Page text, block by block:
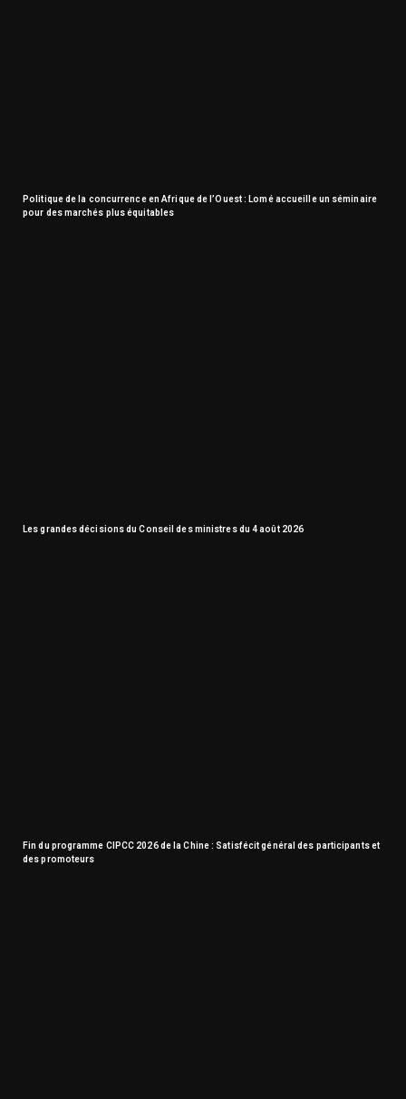
Politique de la concurrence en Afrique de l’Ouest : Lomé accueille un séminaire
pour des marchés plus équitables
Les grandes décisions du Conseil des ministres du 4 août 2026
Fin du programme CIPCC 2026 de la Chine : Satisfécit général des participants et
des promoteurs